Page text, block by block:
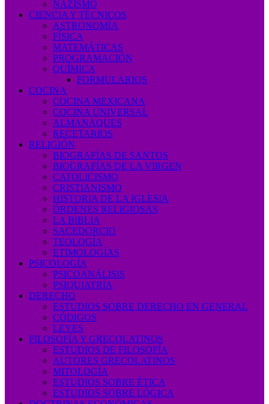
NAZISMO
CIENCIA Y TÉCNICOS
ASTRONOMÍA
FÍSICA
MATEMÁTICAS
PROGRAMACIÓN
QUÍMICA
FORMULARIOS
COCINA
COCINA MEXICANA
COCINA UNIVERSAL
ALMANAQUES
RECETARIOS
RELIGIÓN
BIOGRAFÍAS DE SANTOS
BIOGRAFÍAS DE LA VIRGEN
CATOLICISMO
CRISTIANISMO
HISTORIA DE LA IGLESIA
ÓRDENES RELIGIOSAS
LA BIBLIA
SACEDORCIO
TEOLOGÍA
ETIMOLOGÍAS
PSICOLOGÍA
PSICOANÁLISIS
PSIQUIATRÍA
DERECHO
ESTUDIOS SOBRE DERECHO EN GENERAL
CÓDIGOS
LEYES
FILOSOFÍA Y GRECOLATINOS
ESTUDIOS DE FILOSOFÍA
AUTORES GRECOLATINOS
MITOLOGÍA
ESTUDIOS SOBRE ÉTICA
ESTUDIOS SOBRE LÓGICA